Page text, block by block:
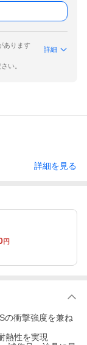
あります
詳細
い。
詳細を見る
円
の衝撃強度を兼ね
熱性を実現